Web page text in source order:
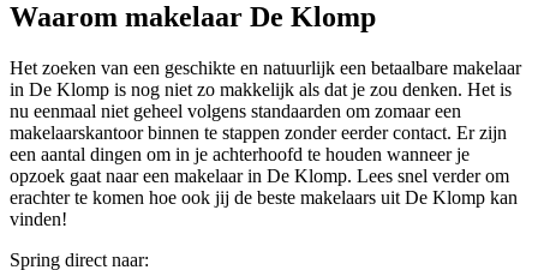
Waarom makelaar De Klomp
Het zoeken van een geschikte en natuurlijk een betaalbare makelaar
in De Klomp is nog niet zo makkelijk als dat je zou denken. Het is
nu eenmaal niet geheel volgens standaarden om zomaar een
makelaarskantoor binnen te stappen zonder eerder contact. Er zijn
een aantal dingen om in je achterhoofd te houden wanneer je
opzoek gaat naar een makelaar in De Klomp. Lees snel verder om
erachter te komen hoe ook jij de beste makelaars uit De Klomp kan
vinden!
Spring direct naar: